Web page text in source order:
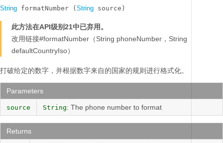
String formatNumber ( String source)
此方法在API级别21中已弃用。
改用链接#formatNumber（String phoneNumber，String
defaultCountryIso）
打破给定的数字，并根据数字来自的国家的规则进行格式化。
Parameters
source String: The phone number to format
Returns